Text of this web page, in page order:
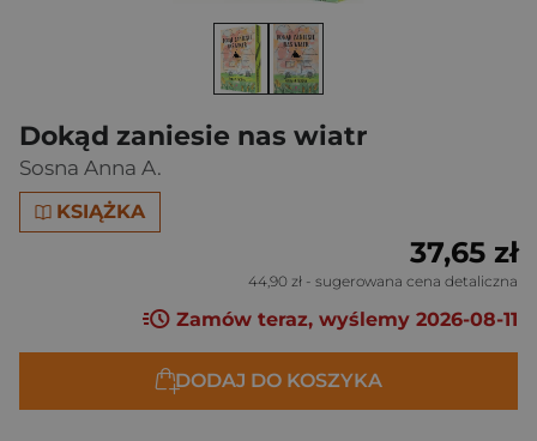
Dokąd zaniesie nas wiatr
Sosna Anna A.
KSIĄŻKA
37,65 zł
44,90 zł - sugerowana cena detaliczna
Zamów teraz, wyślemy 2026-08-11
DODAJ DO KOSZYKA